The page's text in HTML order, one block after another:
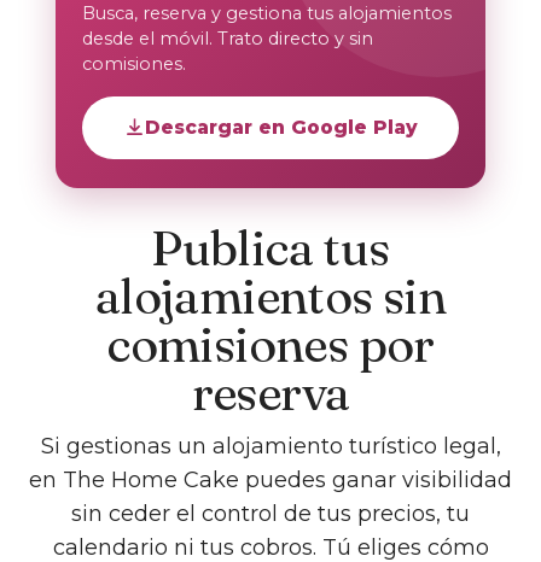
Busca, reserva y gestiona tus alojamientos
desde el móvil. Trato directo y sin
comisiones.
Descargar en Google Play
Publica tus
alojamientos sin
comisiones por
reserva
Si gestionas un alojamiento turístico legal,
en The Home Cake puedes ganar visibilidad
sin ceder el control de tus precios, tu
calendario ni tus cobros. Tú eliges cómo